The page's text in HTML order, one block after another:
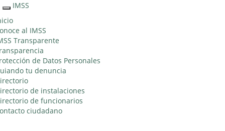
Interruptor
de
Navegación
IMSS
al IMSS
Transparente
de Datos Personales
tu denuncia
de instalaciones
de funcionarios
ciudadano